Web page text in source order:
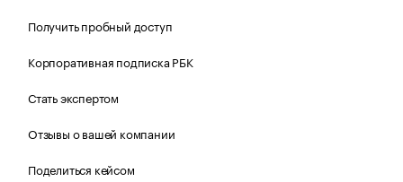
Получить пробный доступ
Корпоративная подписка РБК
Стать экспертом
Отзывы о вашей компании
Поделиться кейсом